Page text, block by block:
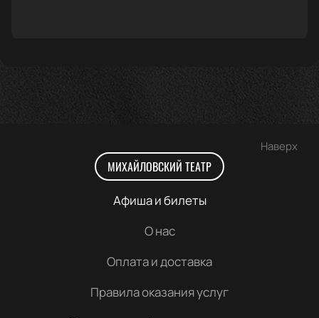
Наверх
МИХАЙЛОВСКИЙ ТЕАТР
Афиша и билеты
О нас
Оплата и доставка
Правила оказания услуг